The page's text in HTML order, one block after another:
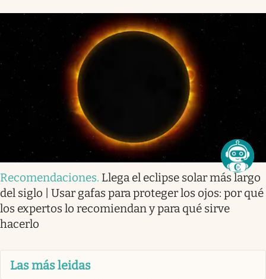
Recomendaciones. Llega el eclipse solar más largo
del siglo | Usar gafas para proteger los ojos: por qué
los expertos lo recomiendan y para qué sirve
hacerlo
Las más leidas